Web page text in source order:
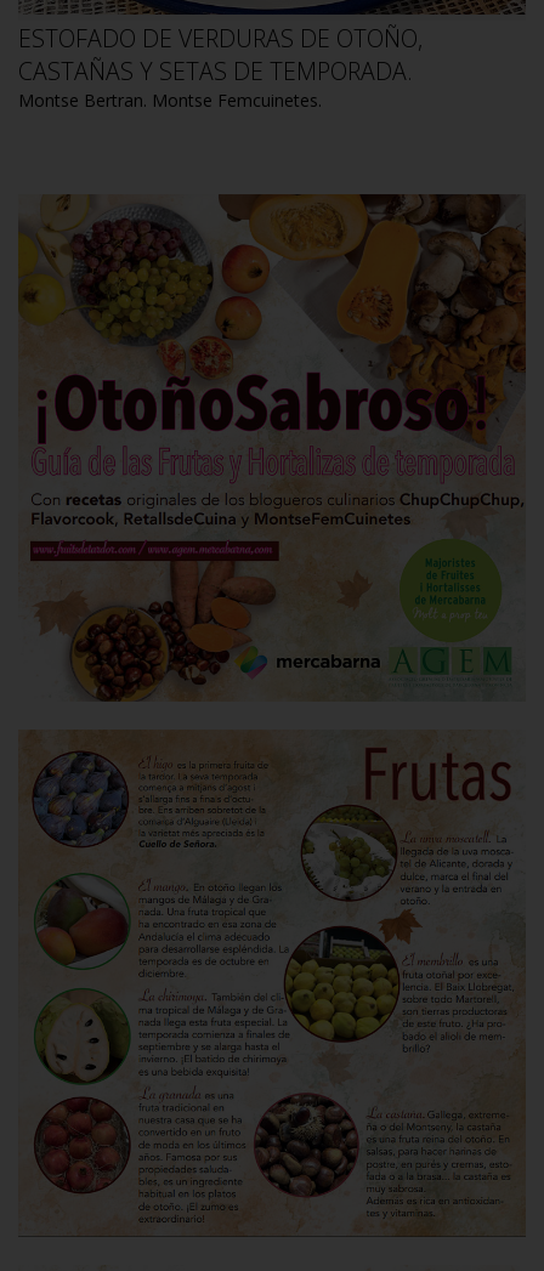
ESTOFADO DE VERDURAS DE OTOÑO,
CASTAÑAS Y SETAS DE TEMPORADA.
Montse Bertran. Montse Femcuinetes.